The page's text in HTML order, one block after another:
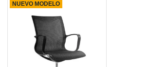
NUEVO MODELO